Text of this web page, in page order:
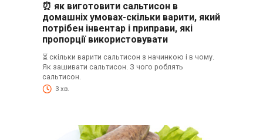
⏰ як виготовити сальтисон в
домашніх умовах-скільки варити, який
потрібен інвентар і приправи, які
пропорції використовувати
⏳ скільки варити сальтисон з начинкою і в чому.
Як зашивати сальтисон. З чого роблять
сальтисон.
3 хв.